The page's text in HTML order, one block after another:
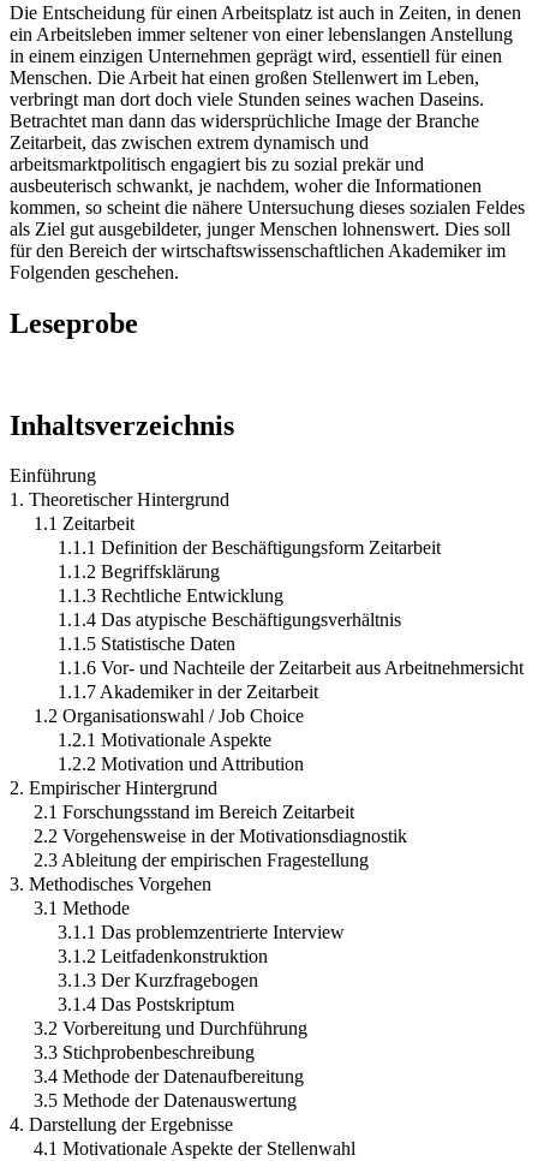
Die Entscheidung für einen Arbeitsplatz ist auch in Zeiten, in denen
ein Arbeitsleben immer seltener von einer lebenslangen Anstellung
in einem einzigen Unternehmen geprägt wird, essentiell für einen
Menschen. Die Arbeit hat einen großen Stellenwert im Leben,
verbringt man dort doch viele Stunden seines wachen Daseins.
Betrachtet man dann das widersprüchliche Image der Branche
Zeitarbeit, das zwischen extrem dynamisch und
arbeitsmarktpolitisch engagiert bis zu sozial prekär und
ausbeuterisch schwankt, je nachdem, woher die Informationen
kommen, so scheint die nähere Untersuchung dieses sozialen Feldes
als Ziel gut ausgebildeter, junger Menschen lohnenswert. Dies soll
für den Bereich der wirtschaftswissenschaftlichen Akademiker im
Folgenden geschehen.
Leseprobe
Inhaltsverzeichnis
Einführung
1. Theoretischer Hintergrund
1.1 Zeitarbeit
1.1.1 Definition der Beschäftigungsform Zeitarbeit
1.1.2 Begriffsklärung
1.1.3 Rechtliche Entwicklung
1.1.4 Das atypische Beschäftigungsverhältnis
1.1.5 Statistische Daten
1.1.6 Vor- und Nachteile der Zeitarbeit aus Arbeitnehmersicht
1.1.7 Akademiker in der Zeitarbeit
1.2 Organisationswahl / Job Choice
1.2.1 Motivationale Aspekte
1.2.2 Motivation und Attribution
2. Empirischer Hintergrund
2.1 Forschungsstand im Bereich Zeitarbeit
2.2 Vorgehensweise in der Motivationsdiagnostik
2.3 Ableitung der empirischen Fragestellung
3. Methodisches Vorgehen
3.1 Methode
3.1.1 Das problemzentrierte Interview
3.1.2 Leitfadenkonstruktion
3.1.3 Der Kurzfragebogen
3.1.4 Das Postskriptum
3.2 Vorbereitung und Durchführung
3.3 Stichprobenbeschreibung
3.4 Methode der Datenaufbereitung
3.5 Methode der Datenauswertung
4. Darstellung der Ergebnisse
4.1 Motivationale Aspekte der Stellenwahl